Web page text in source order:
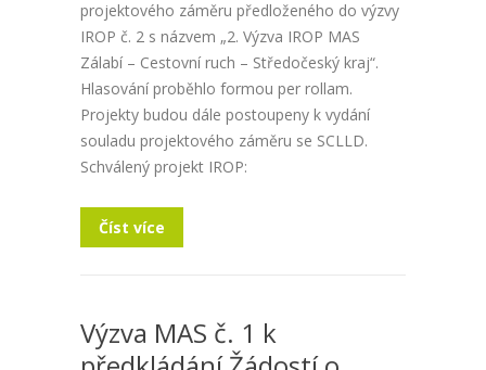
projektového záměru předloženého do výzvy
IROP č. 2 s názvem „2. Výzva IROP MAS
Zálabí – Cestovní ruch – Středočeský kraj“.
Hlasování proběhlo formou per rollam.
Projekty budou dále postoupeny k vydání
souladu projektového záměru se SCLLD.
Schválený projekt IROP:
Číst více
Výzva MAS č. 1 k